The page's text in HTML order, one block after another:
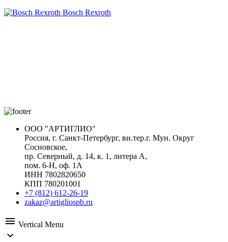
Bosch Rexroth
ООО "АРТИГЛИО"
Россия, г. Санкт-Петербург, вн.тер.г. Мун. Округ
Сосновское,
пр. Северный, д. 14, к. 1, литера А,
пом. 6-Н, оф. 1А
ИНН 7802820650
КПП 780201001
+7 (812) 612-26-19
zakaz@artigliospb.ru
menu Vertical Menu
expand_more